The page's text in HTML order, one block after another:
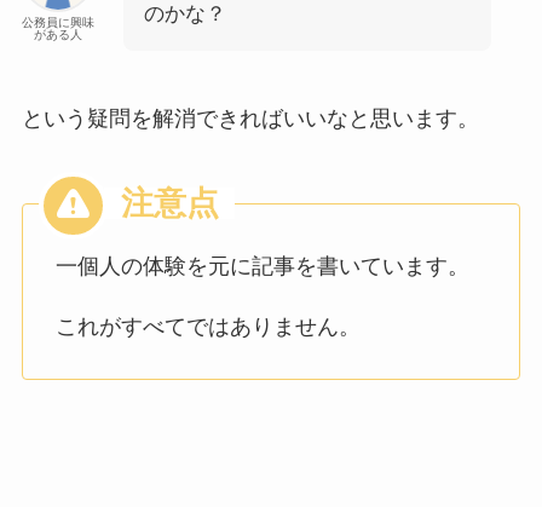
公務員に興味
がある人
のかな？
という疑問を解消できればいいなと思います。
一個人の体験を元に記事を書いています。
これがすべてではありません。